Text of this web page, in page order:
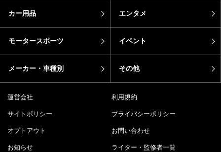
カー用品 エンタメ
モータースポーツ イベント
メーカー・車種別 その他
運営会社 利用規約
サイトポリシー プライバシーポリシー
オプトアウト お問い合わせ
お知らせ ライター・監修者一覧